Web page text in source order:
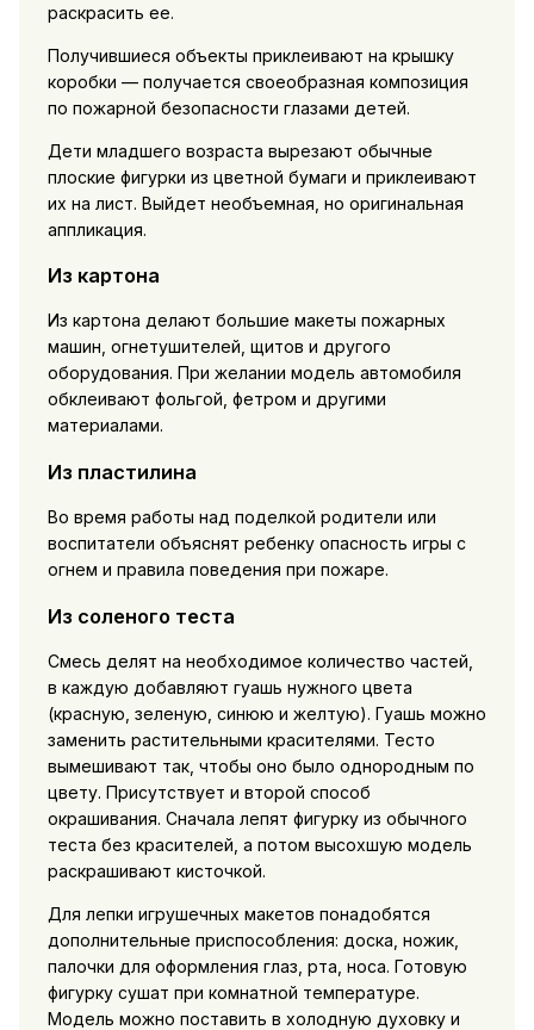
раскрасить ее.
Получившиеся объекты приклеивают на крышку
коробки — получается своеобразная композиция
по пожарной безопасности глазами детей.
Дети младшего возраста вырезают обычные
плоские фигурки из цветной бумаги и приклеивают
их на лист. Выйдет необъемная, но оригинальная
аппликация.
Из картона
Из картона делают большие макеты пожарных
машин, огнетушителей, щитов и другого
оборудования. При желании модель автомобиля
обклеивают фольгой, фетром и другими
материалами.
Из пластилина
Во время работы над поделкой родители или
воспитатели объяснят ребенку опасность игры с
огнем и правила поведения при пожаре.
Из соленого теста
Смесь делят на необходимое количество частей,
в каждую добавляют гуашь нужного цвета
(красную, зеленую, синюю и желтую). Гуашь можно
заменить растительными красителями. Тесто
вымешивают так, чтобы оно было однородным по
цвету. Присутствует и второй способ
окрашивания. Сначала лепят фигурку из обычного
теста без красителей, а потом высохшую модель
раскрашивают кисточкой.
Для лепки игрушечных макетов понадобятся
дополнительные приспособления: доска, ножик,
палочки для оформления глаз, рта, носа. Готовую
фигурку сушат при комнатной температуре.
Модель можно поставить в холодную духовку и